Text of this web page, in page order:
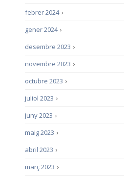
›
febrer 2024
›
gener 2024
›
desembre 2023
›
novembre 2023
›
octubre 2023
›
juliol 2023
›
juny 2023
›
maig 2023
›
abril 2023
›
març 2023